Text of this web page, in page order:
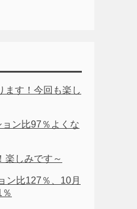
ます！今回も楽し
ン比97％よくな
楽しみです～
ン比127％、10月